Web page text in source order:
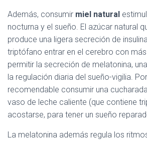
Además, consumir miel natural
nocturna y el sueño. El azúcar natural
produce una ligera secreción de
triptófano entrar en el cerebro con
permitir la secreción de melatonina,
la regulación diaria del sueño-vigilia.
recomendable consumir una
vaso de leche caliente (que contiene
acostarse, para tener un sueño
La melatonina además regula los